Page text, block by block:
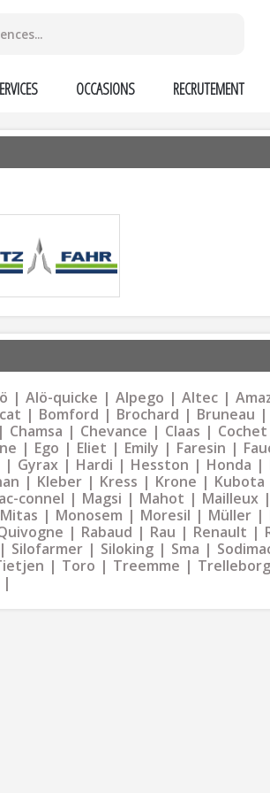
OCCASIONS RECRUTEMENT
Alö-quicke Alpego Altec
Bomford Brochard Bruneau
Chamsa Chevance Claas Cochet
Ego Eliet Emily Faresin
Gyrax Hardi Hesston Honda
Kleber Kress Krone Kubota
connel Magsi Mahot Mailleux
Mitas Monosem Moresil Müller
Rabaud Rau Renault
Silofarmer Siloking Sma
Toro Treemme Trelleborg